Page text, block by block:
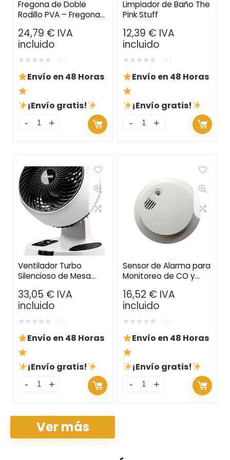
Fregona de Doble
Rodillo PVA – Fregona
Cabeza de Esponja
Súper Absorbente y
Cubos Separados
24,79 € IVA
incluido
★★★★★
Envío en 48 Horas
¡Envío gratis!
Limpiador de Baño The
Pink Stuff
12,39 € IVA
incluido
★★★★★
Envío en 48 Horas
¡Envío gratis!
Ventilador Turbo
Silencioso de Mesa
3D – Temporizador,
Mando a Distancia y
Oscilación
33,05 € IVA
incluido
★★★★★
Envío en 48 Horas
¡Envío gratis!
Sensor de Alarma para
Monitoreo de CO y
Seguridad para el
Hogar con Conexión
Wi-Fi
16,52 € IVA
incluido
★★★★★
Envío en 48 Horas
¡Envío gratis!
Ver más